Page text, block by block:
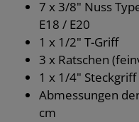
7 x 3/8" Nuss
E18 / E20
1 x 1/2" T-Griff
3 x Ratschen
1 x 1/4" Steckgriff
Abmessungen
cm